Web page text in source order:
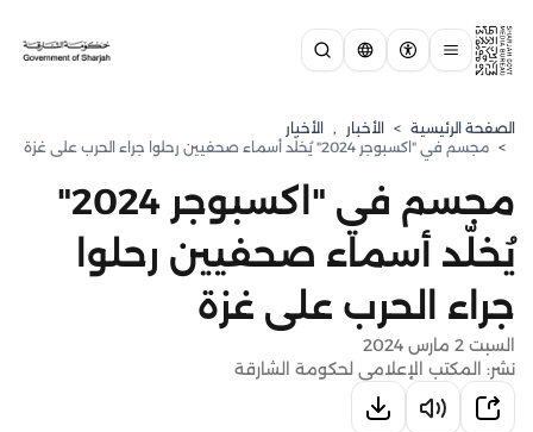
الصفحة الرئيسية > الأخبار , الأخبار
> مجسم في "اكسبوجر 2024" يُخلّد أسماء صحفيين رحلوا جراء الحرب على غزة
مجسم في "اكسبوجر 2024"
يُخلّد أسماء صحفيين رحلوا
جراء الحرب على غزة
السبت 2 مارس 2024
نشر: المكتب الإعلامي لحكومة الشارقة